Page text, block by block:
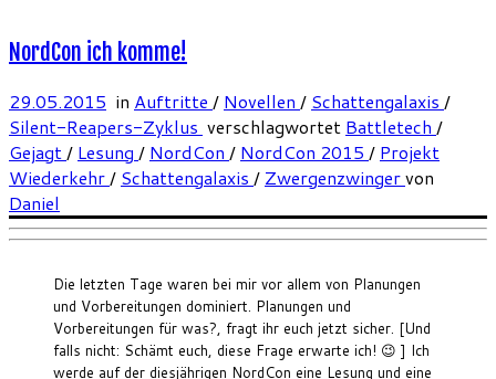
Die letzten Tage waren bei mir vor allem von Planungen
und Vorbereitungen dominiert. Planungen und
Vorbereitungen für was?, fragt ihr euch jetzt sicher. [Und
falls nicht: Schämt euch, diese Frage erwarte ich! 😉 ] Ich
werde auf der diesjährigen NordCon eine Lesung und eine
NordCon ich komme!
29.05.2015 in Auftritte / Novellen / Schattengalaxis /
Silent-Reapers-Zyklus verschlagwortet Battletech /
Gejagt/ Lesung / NordCon / NordCon 2015 / Projekt
Wiederkehr/ Schattengalaxis / Zwergenzwingervon
Daniel